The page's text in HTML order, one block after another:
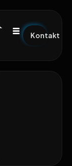
Kontakt